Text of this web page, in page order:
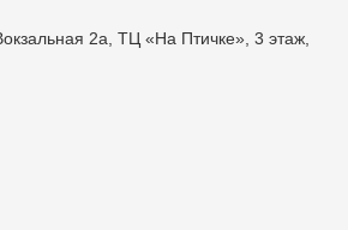
2а, ТЦ «На Птичке», 3 этаж,